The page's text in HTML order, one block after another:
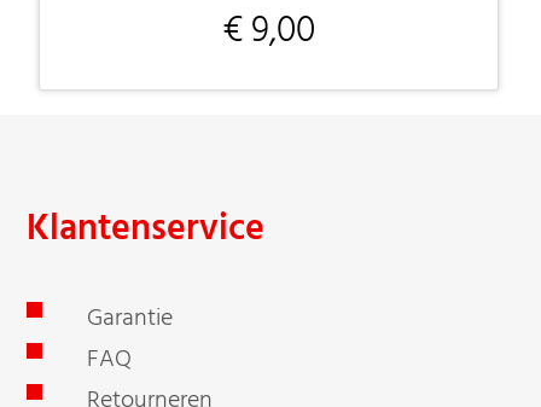
€ 9,00
Klantenservice
Garantie
FAQ